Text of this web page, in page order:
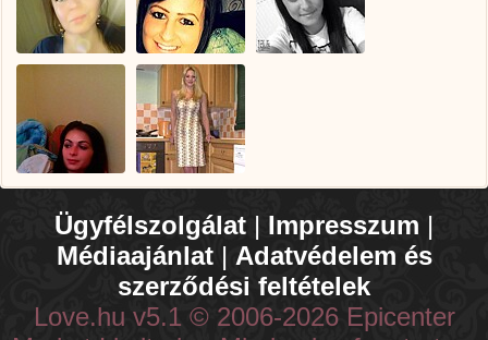
Ügyfélszolgálat | Impresszum |
Médiaajánlat| Adatvédelem és
szerződési feltételek
Love.hu v5.1 © 2006-2026 Epicenter